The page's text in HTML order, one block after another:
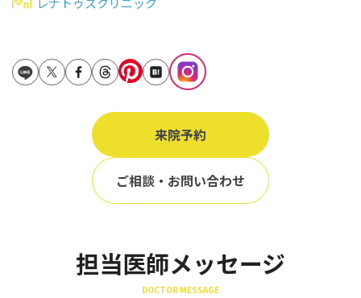
鎖骨
70代
80代
90代
Region
地域から探す
大阪
来院予約
ご相談・お問い合わせ
担当医師メッセージ
DOCTOR MESSAGE